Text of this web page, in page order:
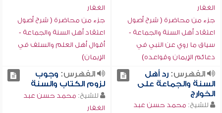
الغفار
جزء من محاضرة ( شرح أصول
اعتقاد أهل السنة والجماعة -
سياق ما روي عن النبي في
دعائم الإيمان وقواعده)
الغفار
جزء من محاضرة ( شرح أصول
اعتقاد أهل السنة والجماعة -
أقوال أهل العلم والسلف في
الإيمان)
الفهرس:رد أهل
السنة والجماعة على
الخوارج
للشيخ: محمد حسن عبد
الفهرس: وجوب
لزوم الكتاب والسنة
للشيخ: محمد حسن عبد
الغفار